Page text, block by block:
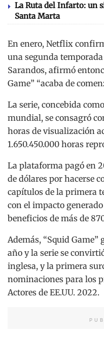
La Ruta del Infarto: un
Santa Marta
En enero, Netflix
una segunda
Sarandos, afirmó
Game” “acaba de
La serie, concebida
mundial, se consagró
horas de visualización
1.650.450.000 horas
La plataforma pagó en
de dólares por hacerse
capítulos de la primera
con el impacto
beneficios de más de
Además, “Squid Game”
año y la serie se
inglesa, y la primera
nominaciones para los
Actores de EE.UU. 2022.